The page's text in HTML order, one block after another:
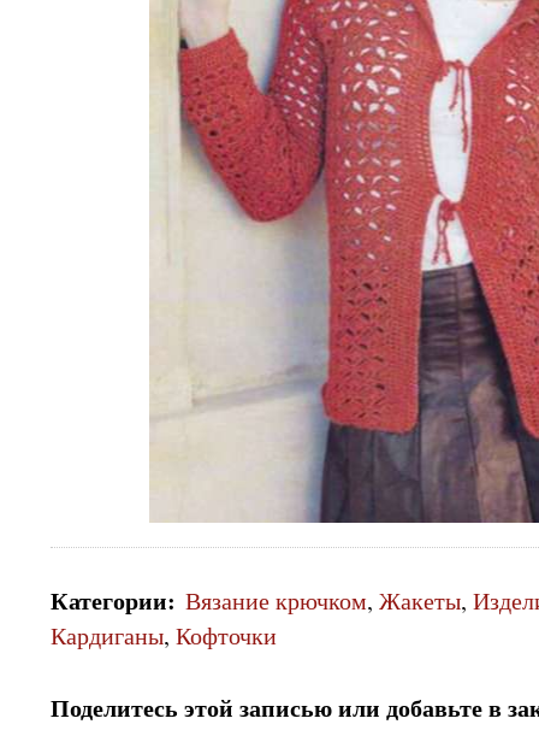
Категории: Вязание крючком, Жакеты,
Кардиганы, Кофточки
Поделитесь этой записью или добавьте в